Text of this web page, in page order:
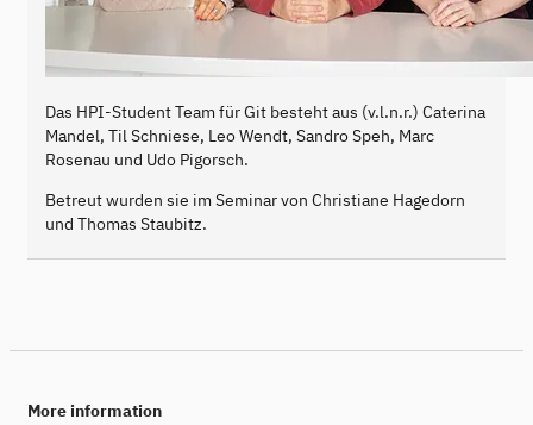
Das HPI-Student Team für Git besteht aus (v.l.n.r.) Caterina
Mandel, Til Schniese, Leo Wendt, Sandro Speh, Marc
Rosenau und Udo Pigorsch.
Betreut wurden sie im Seminar von Christiane Hagedorn
und Thomas Staubitz.
More information